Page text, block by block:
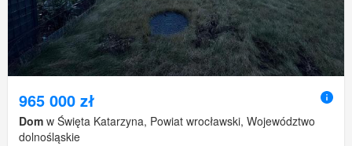
965 000 zł
Dom w Święta Katarzyna, Powiat wrocławski, Województwo
dolnośląskie